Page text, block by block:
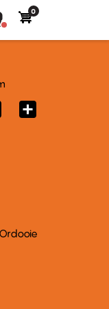
Felhasználói
0
Twitter